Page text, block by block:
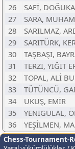
26
SAFİ,
27
SARA,
28
SARILMAZ,
29
SARITÜRK,
30
TAŞBAŞI,
31
TERZİ, YİĞİT
32
TOPAL, ALİ
33
TÜTÜNCÜ,
34
UKUŞ, EMİR
35
YENİGÜLAL,
36
YEŞİLMEN,
Chess-Tournament-